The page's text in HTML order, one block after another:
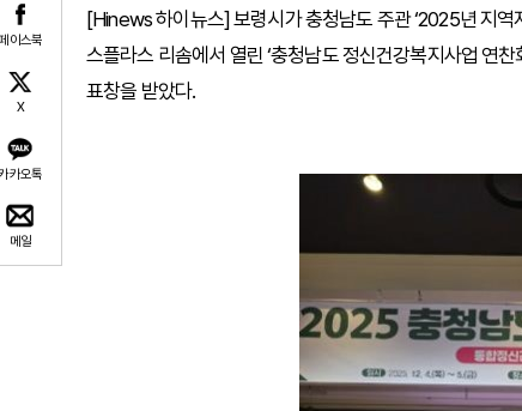
이스북
X
카오톡
메일
[Hinews 하이뉴스] 보령시가 충청남도 주관 ‘2025년 지
스플라스 리솜에서 열린 ‘충청남도 정신건강복지사업 연
표창을 받았다.